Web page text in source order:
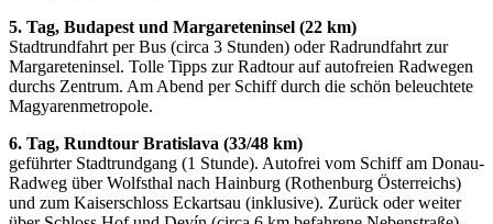
5. Tag, Budapest und Margareteninsel (22 km)
Stadtrundfahrt per Bus (circa 3 Stunden) oder Radrundfahrt zur
Margareteninsel. Tolle Tipps zur Radtour auf autofreien Radwegen
durchs Zentrum. Am Abend per Schiff durch die schön beleuchtete
Magyarenmetropole.
6. Tag, Rundtour Bratislava (33/48 km)
geführter Stadtrundgang (1 Stunde). Autofrei vom Schiff am Donau-
Radweg über Wolfsthal nach Hainburg (Rothenburg Österreichs)
und zum Kaiserschloss Eckartsau (inklusive). Zurück oder weiter